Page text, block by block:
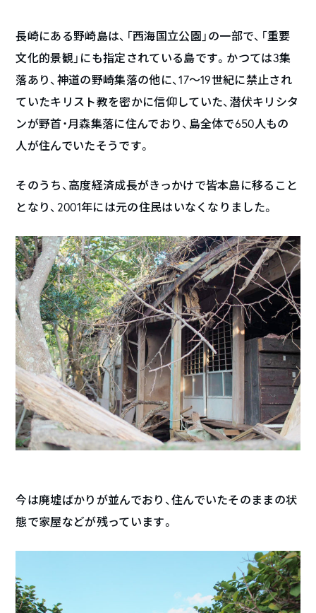
長崎にある野崎島は、「西海国立公園」の一部で、「重要
文化的景観」にも指定されている島です。かつては3集
落あり、神道の野崎集落の他に、17～19世紀に禁止され
ていたキリスト教を密かに信仰していた、潜伏キリシタ
ンが野首・月森集落に住んでおり、島全体で650人もの
人が住んでいたそうです。
そのうち、高度経済成長がきっかけで皆本島に移ること
となり、2001年には元の住民はいなくなりました。
今は廃墟ばかりが並んでおり、住んでいたそのままの状
態で家屋などが残っています。